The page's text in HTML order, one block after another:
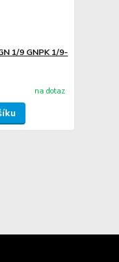
1/9 GNPK 1/9-
na dotaz